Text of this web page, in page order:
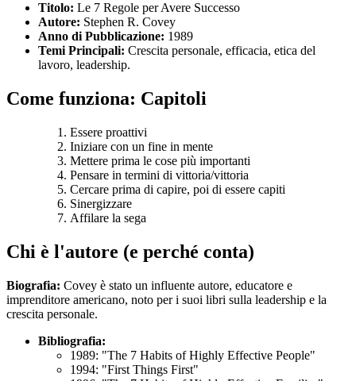
Titolo: Le 7 Regole per Avere Successo
Autore: Stephen R. Covey
Anno di Pubblicazione: 1989
Temi Principali: Crescita personale, efficacia, etica del
lavoro, leadership.
Come funziona: Capitoli
Essere proattivi
Iniziare con un fine in mente
Mettere prima le cose più importanti
Pensare in termini di vittoria/vittoria
Cercare prima di capire, poi di essere capiti
Sinergizzare
Affilare la sega
Chi è l'autore (e perché conta)
Biografia: Covey è stato un influente autore, educatore e
imprenditore americano, noto per i suoi libri sulla leadership e la
crescita personale.
Bibliografia:
1989: "The 7 Habits of Highly Effective People"
1994: "First Things First"